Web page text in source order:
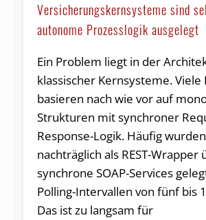
Versicherungskernsysteme sind
autonome Prozesslogik ausgelegt
Ein Problem liegt in der
klassischer Kernsysteme.
basieren nach wie vor auf
Strukturen mit synchroner
Response-Logik. Häufig
nachträglich als REST-Wrapper
synchrone SOAP-Services
Polling-Intervallen von fünf bis
Das ist zu langsam für